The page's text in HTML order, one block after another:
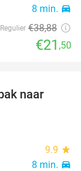
8 min. directions_car
Regulier €38,88
€21 ,50
naar
9.9 star
8 min. directions_car